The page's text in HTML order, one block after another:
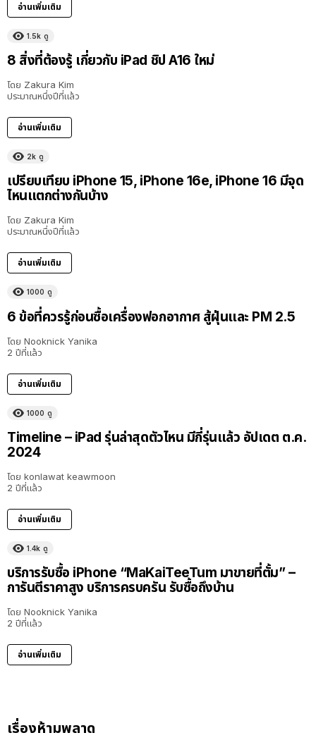
อ่านเพิ่มเติม
1.5k ดู
8 สิ่งที่ต้องรู้ เกี่ยวกับ iPad ชิป A16 ใหม่
โดย Zakura Kim
ประมาณหนึ่งปีที่แล้ว
อ่านเพิ่มเติม
2k ดู
เปรียบเทียบ iPhone 15, iPhone 16e, iPhone 16 มีจุด
ไหนแตกต่างกันบ้าง
โดย Zakura Kim
ประมาณหนึ่งปีที่แล้ว
อ่านเพิ่มเติม
1000 ดู
6 ข้อที่ควรรู้ก่อนซื้อเครื่องฟอกอากาศ สู้ฝุ่นและ PM 2.5
โดย Nooknick Yanika
2 ปีที่แล้ว
อ่านเพิ่มเติม
1000 ดู
Timeline – iPad รุ่นล่าสุดตัวไหน มีกี่รุ่นแล้ว อัปเดต ต.ค.
2024
โดย konlawat keawmoon
2 ปีที่แล้ว
อ่านเพิ่มเติม
1.4k ดู
บริการรับซื้อ iPhone “MaKaiTeeTum มาขายที่ตั้ม” –
การันตีราคาสูง บริการครบครัน รับซื้อถึงบ้าน
โดย Nooknick Yanika
2 ปีที่แล้ว
อ่านเพิ่มเติม
เรื่องห้ามพลาด